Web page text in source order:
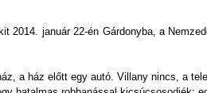
2014. január 22-én Gárdonyba, a
a ház előtt egy autó. Villany nincs, a